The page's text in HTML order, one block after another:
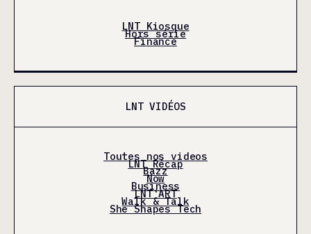
LNT Kiosque
Hors série
Finance
LNT VIDÉOS
Toutes nos videos
LNT Récap
Bazz
Now
Business
LNT'ART
Walk & Talk
She Shapes Tech